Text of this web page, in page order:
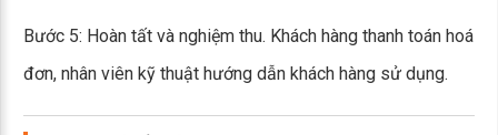
Bước 5: Hoàn tất và nghiệm thu. Khách hàng thanh toán hoá
đơn, nhân viên kỹ thuật hướng dẫn khách hàng sử dụng.